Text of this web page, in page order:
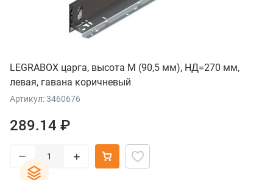
LEGRABOX царга, высота M (90,5 мм), НД=270 мм,
левая, гавана коричневый
Артикул: 3460676
289.14 ₽
– +